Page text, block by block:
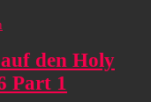
den Holy
Part 1